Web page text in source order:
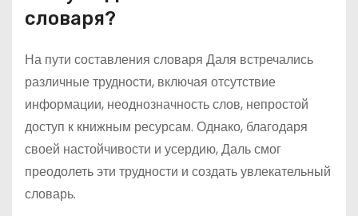
словаря?
На пути составления словаря Даля встречались
различные трудности, включая отсутствие
информации, неоднозначность слов, непростой
доступ к книжным ресурсам. Однако, благодаря
своей настойчивости и усердию, Даль смог
преодолеть эти трудности и создать увлекательный
словарь.